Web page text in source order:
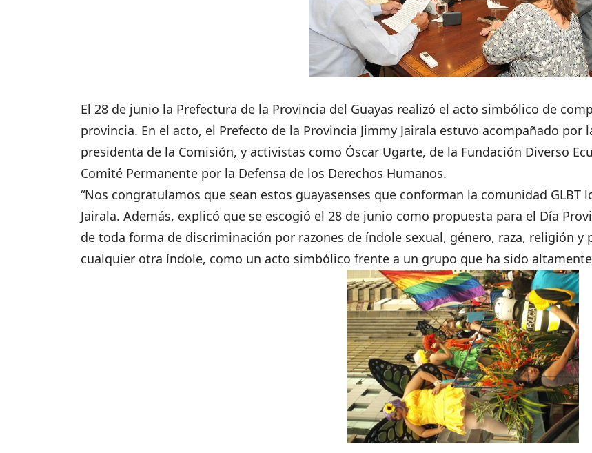
El 28 de junio la Prefectura de la Provincia del Guayas realizó el acto simbólico de
provincia. En el acto, el Prefecto de la Provincia Jimmy Jairala estuvo acompañado por
presidenta de la Comisión, y activistas como Óscar Ugarte, de la Fundación Diverso
Comité Permanente por la Defensa de los Derechos Humanos.
“Nos congratulamos que sean estos guayasenses que conforman la comunidad
Jairala. Además, explicó que se escogió el 28 de junio como propuesta para el Día
de toda forma de discriminación por razones de índole sexual, género, raza, religión
cualquier otra índole, como un acto simbólico frente a un grupo que ha sido